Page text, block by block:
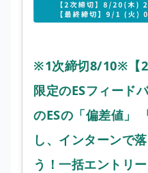
※1次締切8/10※【
限定のESフィード
のESの「偏差値」
し、インターンで
う！一括エントリー